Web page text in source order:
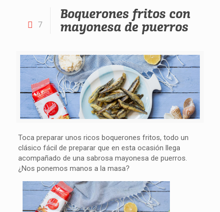
7
Boquerones fritos con
mayonesa de puerros
Toca preparar unos ricos boquerones fritos, todo un
clásico fácil de preparar que en esta ocasión llega
acompañado de una sabrosa mayonesa de puerros.
¿Nos ponemos manos a la masa?